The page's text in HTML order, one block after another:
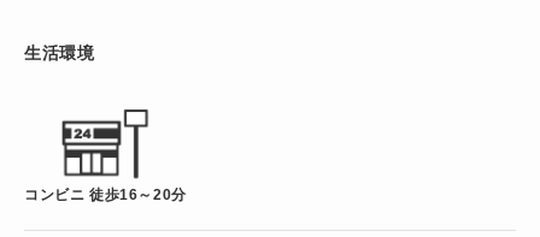
生活環境
コンビニ 徒歩16～20分